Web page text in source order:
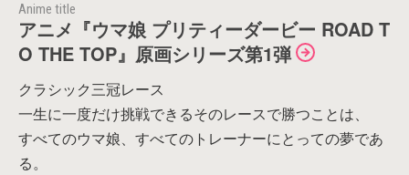
Anime title
アニメ『ウマ娘 プリティーダービー ROAD T
O THE TOP』原画シリーズ第1弾
クラシック三冠レース
一生に一度だけ挑戦できるそのレースで勝つことは、
すべてのウマ娘、すべてのトレーナーにとっての夢であ
る。